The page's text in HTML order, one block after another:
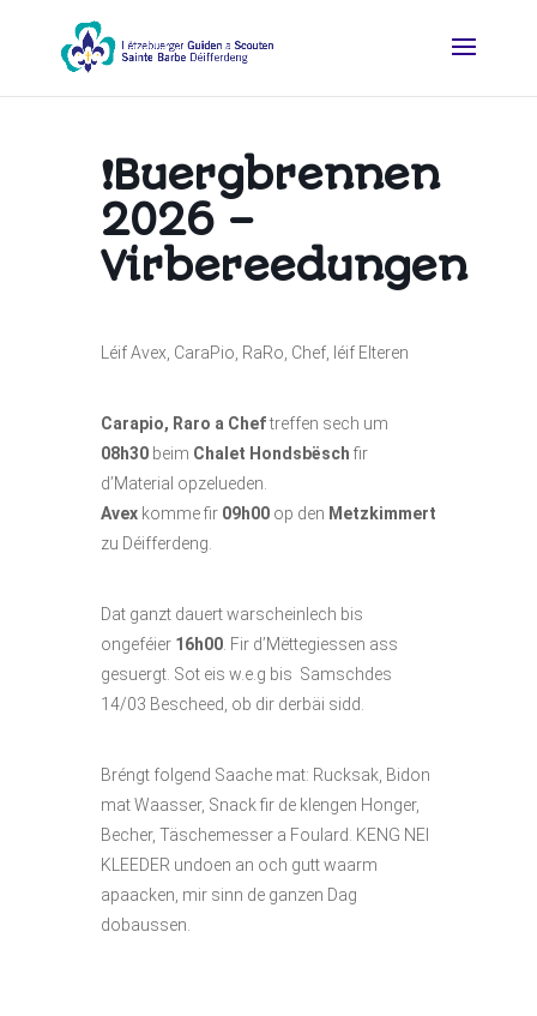
❗Buergbrennen
2026 –
Virbereedungen
Léif Avex, CaraPio, RaRo, Chef, léif Elteren
Carapio, Raro a Cheftreffen sech um
08h30 beim Chalet Hondsbësch fir
d’Material opzelueden.
Avex komme fir 09h00 op den Metzkimmert
zu Déifferdeng.
Dat ganzt dauert warscheinlech bis
ongeféier 16h00 . Fir d’Mëttegiessen ass
gesuergt. Sot eis w.e.g bis Samschdes
14/03 Bescheed, ob dir derbäi sidd.
Bréngt folgend Saache mat: Rucksak, Bidon
mat Waasser, Snack fir de klengen Honger,
Becher, Täschemesser a Foulard. KENG NEI
KLEEDER undoen an och gutt waarm
apaacken, mir sinn de ganzen Dag
dobaussen.